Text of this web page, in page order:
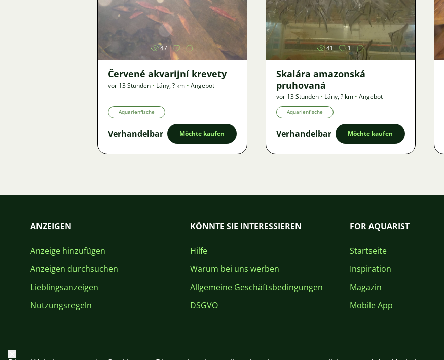
Bild
47
Červené akvarijní krevety
vor 13 Stunden • Lány,? km • Angebot
Aquarienfische
Verhandelbar Möchte kaufen
Bild
41 1
Skalára amazonská
pruhovaná
vor 13 Stunden • Lány,? km • Angebot
Aquarienfische
Verhandelbar Möchte kaufen
ANZEIGEN
Anzeige hinzufügen
Anzeigen durchsuchen
Lieblingsanzeigen
Nutzungsregeln
KÖNNTE SIE INTERESSIEREN
Hilfe
Warum bei uns werben
Allgemeine Geschäftsbedingungen
DSGVO
FOR AQUARIST
Startseite
Inspiration
Magazin
Mobile App
Schließen